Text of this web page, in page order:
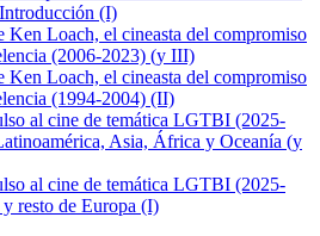
(I)
Ken Loach, el cineasta del compromiso
(2006-2023) (y III)
Ken Loach, el cineasta del compromiso
(1994-2004) (II)
al cine de temática LGTBI (2025-
Asia, África y Oceanía (y
al cine de temática LGTBI (2025-
resto de Europa (I)